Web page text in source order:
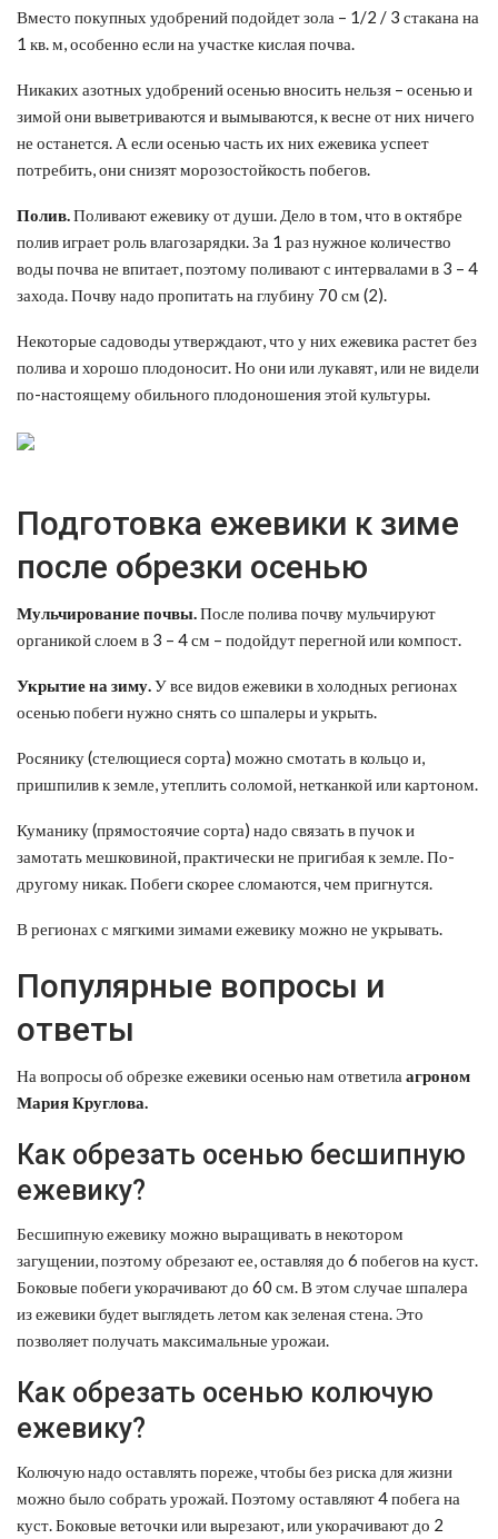
Вместо покупных удобрений подойдет зола – 1/2 / 3 стакана на
1 кв. м, особенно если на участке кислая почва.
Никаких азотных удобрений осенью вносить нельзя – осенью и
зимой они выветриваются и вымываются, к весне от них ничего
не останется. А если осенью часть их них ежевика успеет
потребить, они снизят морозостойкость побегов.
Полив.Поливают ежевику от души. Дело в том, что в октябре
полив играет роль влагозарядки. За 1 раз нужное количество
воды почва не впитает, поэтому поливают с интервалами в 3 – 4
захода. Почву надо пропитать на глубину 70 см (2).
Некоторые садоводы утверждают, что у них ежевика растет без
полива и хорошо плодоносит. Но они или лукавят, или не видели
по-настоящему обильного плодоношения этой культуры.
Подготовка ежевики к зиме
после обрезки осенью
Мульчирование почвы.После полива почву мульчируют
органикой слоем в 3 – 4 см – подойдут перегной или компост.
Укрытие на зиму.У все видов ежевики в холодных регионах
осенью побеги нужно снять со шпалеры и укрыть.
Росянику (стелющиеся сорта) можно смотать в кольцо и,
пришпилив к земле, утеплить соломой, нетканкой или картоном.
Куманику (прямостоячие сорта) надо связать в пучок и
замотать мешковиной, практически не пригибая к земле. По-
другому никак. Побеги скорее сломаются, чем пригнутся.
В регионах с мягкими зимами ежевику можно не укрывать.
Популярные вопросы и
ответы
На вопросы об обрезке ежевики осенью нам ответила агроном
Мария Круглова.
Как обрезать осенью бесшипную
ежевику?
Бесшипную ежевику можно выращивать в некотором
загущении, поэтому обрезают ее, оставляя до 6 побегов на куст.
Боковые побеги укорачивают до 60 см. В этом случае шпалера
из ежевики будет выглядеть летом как зеленая стена. Это
позволяет получать максимальные урожаи.
Как обрезать осенью колючую
ежевику?
Колючую надо оставлять пореже, чтобы без риска для жизни
можно было собрать урожай. Поэтому оставляют 4 побега на
куст. Боковые веточки или вырезают, или укорачивают до 2